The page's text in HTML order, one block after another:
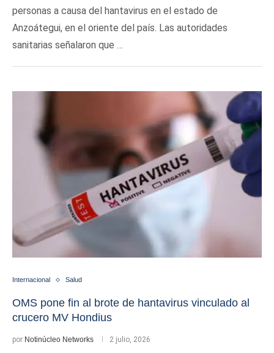
personas a causa del hantavirus en el estado de
Anzoátegui, en el oriente del país. Las autoridades
sanitarias señalaron que …
Internacional Salud
OMS pone fin al brote de hantavirus vinculado al
crucero MV Hondius
por Notinúcleo Networks 2 julio, 2026